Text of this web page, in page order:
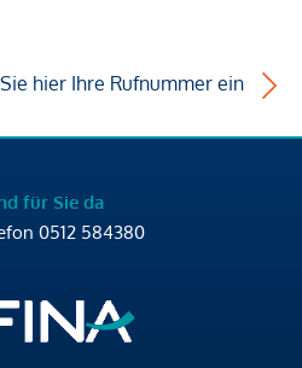
hier Ihre Rufnummer ein
für Sie da
0512 584380